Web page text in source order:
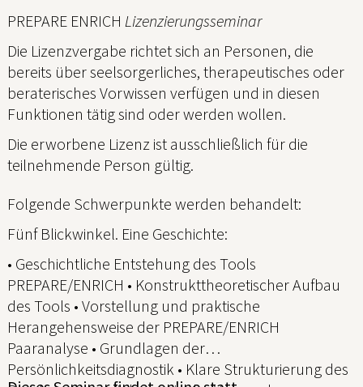
PREPARE ENRICH Lizenzierungsseminar
Die Lizenzvergabe richtet sich an Personen, die
bereits über seelsorgerliches, therapeutisches oder
beraterisches Vorwissen verfügen und in diesen
Funktionen tätig sind oder werden wollen.
Die erworbene Lizenz ist ausschließlich für die
teilnehmende Person gültig.
Folgende Schwerpunkte werden behandelt:
Fünf Blickwinkel. Eine Geschichte:
• Geschichtliche Entstehung des Tools
PREPARE/ENRICH • Konstrukttheoretischer Aufbau
des Tools • Vorstellung und praktische
Herangehensweise der PREPARE/ENRICH
Paaranalyse • Grundlagen der
Persönlichkeitsdiagnostik • Klare Strukturierung des